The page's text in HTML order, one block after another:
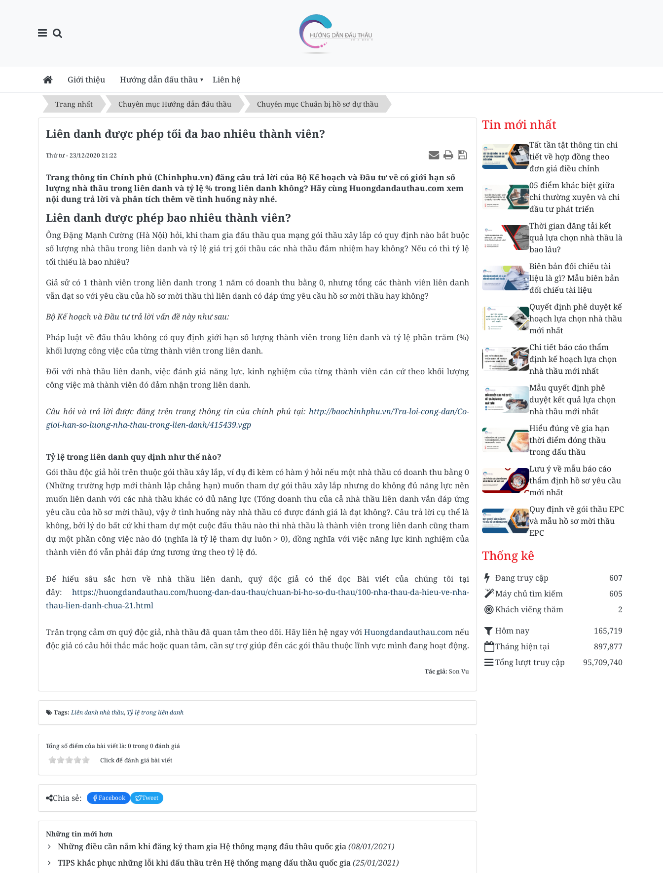
Giới thiệu Hướng dẫn đấu thầu ▼ Liên hệ
Trang nhất Chuyên mục Hướng dẫn đấu thầu Chuyên mục Chuẩn bị hồ sơ dự thầu
Liên danh được phép tối đa bao nhiêu thành viên?
Thứ tư - 23/12/2020 21:22
Trang thông tin Chính phủ (Chinhphu.vn) đăng câu trả lời của Bộ Kế hoạch và Đầu tư về có giới hạn số
lượng nhà thầu trong liên danh và tỷ lệ % trong liên danh không? Hãy cùng Huongdandauthau.com xem
nội dung trả lời và phân tích thêm về tình huống này nhé.
Liên danh được phép bao nhiêu thành viên?
Ông Đặng Mạnh Cường (Hà Nội) hỏi, khi tham gia đấu thầu qua mạng gói thầu xây lắp có quy định nào bắt buộc
số lượng nhà thầu trong liên danh và tỷ lệ giá trị gói thầu các nhà thầu đảm nhiệm hay không? Nếu có thì tỷ lệ
tối thiểu là bao nhiêu?
Giả sử có 1 thành viên trong liên danh trong 1 năm có doanh thu bằng 0, nhưng tổng các thành viên liên danh
vẫn đạt so với yêu cầu của hồ sơ mời thầu thì liên danh có đáp ứng yêu cầu hồ sơ mời thầu hay không?
Bộ Kế hoạch và Đầu tư trả lời vấn đề này như sau:
Pháp luật về đấu thầu không có quy định giới hạn số lượng thành viên trong liên danh và tỷ lệ phần trăm (%)
khối lượng công việc của từng thành viên trong liên danh.
Đối với nhà thầu liên danh, việc đánh giá năng lực, kinh nghiệm của từng thành viên căn cứ theo khối lượng
công việc mà thành viên đó đảm nhận trong liên danh.
Câu hỏi và trả lời được đăng trên trang thông tin của chính phủ tại: http://baochinhphu.vn/Tra-loi-cong-dan/Co-
gioi-han-so-luong-nha-thau-trong-lien-danh/415439.vgp
Tỷ lệ trong liên danh quy định như thế nào?
Gói thầu độc giả hỏi trên thuộc gói thầu xây lắp, ví dụ đi kèm có hàm ý hỏi nếu một nhà thầu có doanh thu bằng 0
(Những trường hợp mới thành lập chẳng hạn) muốn tham dự gói thầu xây lắp nhưng do không đủ năng lực nên
muốn liên danh với các nhà thầu khác có đủ năng lực (Tổng doanh thu của cả nhà thầu liên danh vẫn đáp ứng
yêu cầu của hồ sơ mời thầu), vậy ở tình huống này nhà thầu có được đánh giá là đạt không?. Câu trả lời cụ thể là
không, bởi lý do bất cứ khi tham dự một cuộc đấu thầu nào thì nhà thầu là thành viên trong liên danh cũng tham
dự một phần công việc nào đó (nghĩa là tỷ lệ tham dự luôn > 0), đồng nghĩa với việc năng lực kinh nghiệm của
thành viên đó vẫn phải đáp ứng tương ứng theo tỷ lệ đó.
Để hiểu sâu sắc hơn về nhà thầu liên danh, quý độc giả có thể đọc Bài viết của chúng tôi tại
đây: https://huongdandauthau.com/huong-dan-dau-thau/chuan-bi-ho-so-du-thau/100-nha-thau-da-hieu-ve-nha-
thau-lien-danh-chua-21.html
Trân trọng cảm ơn quý độc giả, nhà thầu đã quan tâm theo dõi. Hãy liên hệ ngay vớiHuongdandauthau.comnếu
độc giả có câu hỏi thắc mắc hoặc quan tâm, cần sự trợ giúp đến các gói thầu thuộc lĩnh vực mình đang hoạt động.
Tác giả: Son Vu
Tags: Liên danh nhà thầu, Tỷ lệ trong liên danh
Tổng số điểm của bài viết là: 0 trong 0 đánh giá
Click để đánh giá bài viết
Chia sẻ: Facebook Tweet
Những tin mới hơn
Những điều cần nắm khi đăng ký tham gia Hệ thống mạng đấu thầu quốc gia(08/01/2021)
TIPS khắc phục những lỗi khi đấu thầu trên Hệ thống mạng đấu thầu quốc gia(25/01/2021)
Tin mới nhất
Tất tần tật thông tin chi
tiết về hợp đồng theo
đơn giá điều chỉnh
05 điểm khác biệt giữa
chi thường xuyên và chi
đầu tư phát triển
Thời gian đăng tải kết
quả lựa chọn nhà thầu là
bao lâu?
Biên bản đối chiếu tài
liệu là gì? Mẫu biên bản
đối chiếu tài liệu
Quyết định phê duyệt kế
hoạch lựa chọn nhà thầu
mới nhất
Chi tiết báo cáo thẩm
định kế hoạch lựa chọn
nhà thầu mới nhất
Mẫu quyết định phê
duyệt kết quả lựa chọn
nhà thầu mới nhất
Hiểu đúng về gia hạn
thời điểm đóng thầu
trong đấu thầu
Lưu ý về mẫu báo cáo
thẩm định hồ sơ yêu cầu
mới nhất
Quy định về gói thầu EPC
và mẫu hồ sơ mời thầu
EPC
Thống kê
Đang truy cập
607
Máy chủ tìm kiếm
605
Khách viếng thăm
2
Hôm nay
165,719
Tháng hiện tại
897,877
Tổng lượt truy cập
95,709,740